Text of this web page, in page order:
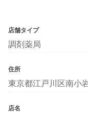
店舗タイプ
調剤薬局
住所
東京都江戸川区南小
店名